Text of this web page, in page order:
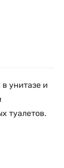
унитазе и
туалетов.